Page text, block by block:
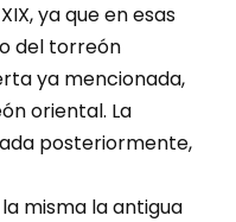
ya que en esas
del torreón
ya mencionada,
oriental. La
posteriormente,
misma la antigua